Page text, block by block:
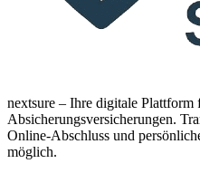
nextsure – Ihre digitale Plattform
Absicherungsversicherungen.
Online-Abschluss und
möglich.